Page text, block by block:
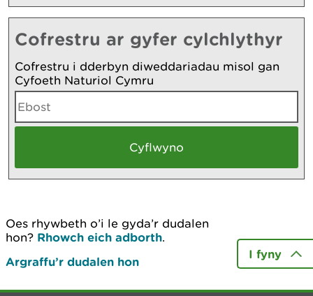
Cofrestru ar gyfer cylchlythyr
Cofrestru i dderbyn diweddariadau misol gan
Cyfoeth Naturiol Cymru
Oes rhywbeth o’i le gyda’r dudalen
hon? Rhowch eich adborth.
Argraffu’r dudalen hon
I fyny